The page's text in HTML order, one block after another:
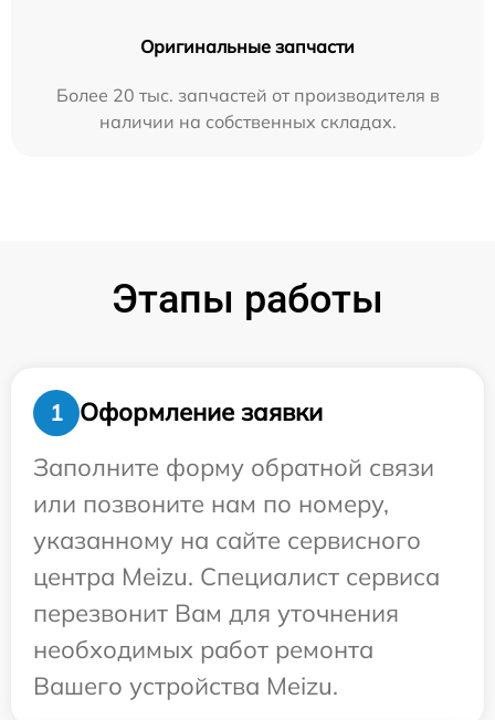
Оригинальные запчасти
Более 20 тыс. запчастей от производителя в
наличии на собственных складах.
Этапы работы
1
Оформление заявки
Заполните форму обратной связи
или позвоните нам по номеру,
указанному на сайте сервисного
центра Meizu. Специалист сервиса
перезвонит Вам для уточнения
необходимых работ ремонта
Вашего устройства Meizu.